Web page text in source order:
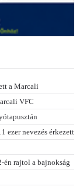
a Marcali
VFC
ezer nevezés érkezett
én rajtol a bajnokság